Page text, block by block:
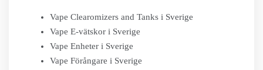
Vape Clearomizers and Tanks i Sverige
Vape E-vätskor i Sverige
Vape Enheter i Sverige
Vape Förångare i Sverige